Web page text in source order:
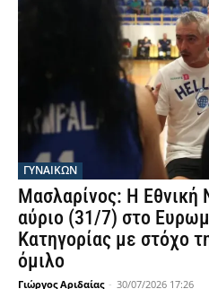
ΓΥΝΑΙΚΩΝ
Μασλαρίνος: Η Εθνική
αύριο (31/7) στο
Κατηγορίας με στόχο
όμιλο
Γιώργος Αριδαίας - 30/07/2026 17:26